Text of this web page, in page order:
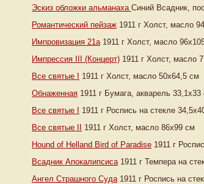
Эскиз обложки альманаха Синий Всадник,
Романтический пейзаж 1911 г Холст, масло
Импровизация 21а1911 г Холст, масло
Импрессия III (Концерт) 1911 г Холст, масло
Все святые I
1911 г Холст, масло 50х64,5 см
Обнаженная 1911 г Бумага, акварель 33,1х33
Все святые I
1911 г Роспись на стекле
Все святые II
1911 г Холст, масло 86х99 см
Hound of Helland Bird of Paradise 1911 г
Всадник Апокалипсиса1911 г Темпера на
Ангел Страшного Суда1911 г Роспись на